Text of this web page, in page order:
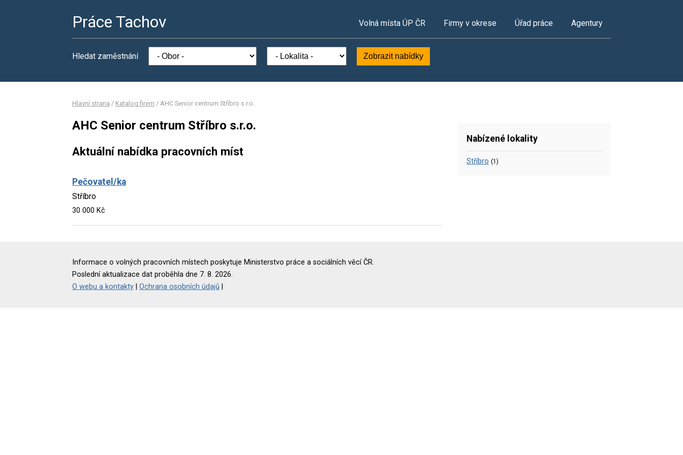
Práce Tachov Volná místa ÚP ČR Firmy v okrese Úřad práce Agentury
Hledat zaměstnání Zobrazit nabídky
Hlavní strana / Katalog firem / AHC Senior centrum Stříbro s.r.o.
AHC Senior centrum Stříbro s.r.o.
Aktuální nabídka pracovních míst
Pečovatel/ka
Stříbro
30 000 Kč
Nabízené lokality
Stříbro (1)
Informace o volných pracovních místech poskytuje Ministerstvo práce a sociálních věcí ČR.
Poslední aktualizace dat proběhla dne 7. 8. 2026.
O webu a kontakty
Ochrana osobních údajů